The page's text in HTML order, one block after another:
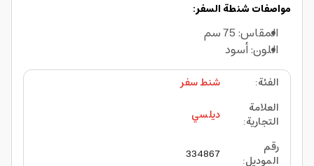
مواصفات شنطة السفر:
المقاس: 75 سم
اللون: أسود
الفئة:
شنط سفر
العلامة
التجارية:
ديلسي
رقم
الموديل:
334867